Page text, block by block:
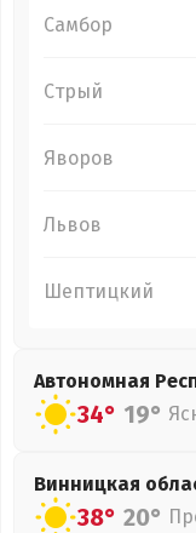
Самбор
Стрый
Яворов
Львов
Шептицкий
Автономная
34° 19°
Винницкая
38° 20°